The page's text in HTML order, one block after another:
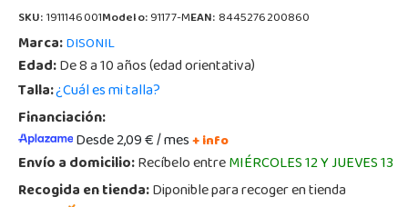
SKU:1911146001Modelo:91177-MEAN:8445276200860
Marca:DISONIL
Edad:De 8 a 10 años (edad orientativa)
Talla:¿Cuál es mi talla?
Financiación:
Desde 2,09 € / mes+ info
Envío a domicilio:Recíbelo entreMIÉRCOLES 12 Y JUEVES 13
Recogida en tienda:Diponible para recoger en tienda